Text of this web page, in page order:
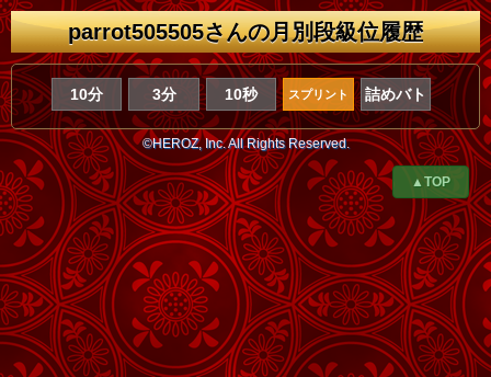
parrot505505さんの月別段級位履歴
10分 3分 10秒 スプリント 詰めバト
©HEROZ, Inc. All Rights Reserved.
▲TOP